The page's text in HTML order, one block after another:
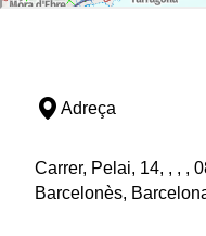
Adreça
Carrer, Pelai, 14, , , ,
Barcelonès,